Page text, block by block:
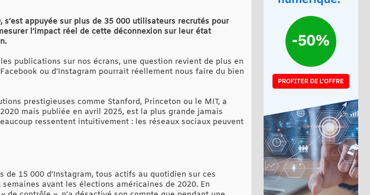
appuyée sur plus de 35 000 utilisateurs recrutés pour
l’impact réel de cette déconnexion sur leur état
publications sur nos écrans, une question revient de plus en
ou d’Instagram pourrait réellement nous faire du bien
prestigieuses comme Stanford, Princeton ou le MIT, a
mais publiée en avril 2025, est la plus grande jamais
ressentent intuitivement : les réseaux sociaux peuvent
15 000 d’Instagram, tous actifs au quotidien sur ces
avant les élections américaines de 2020. En